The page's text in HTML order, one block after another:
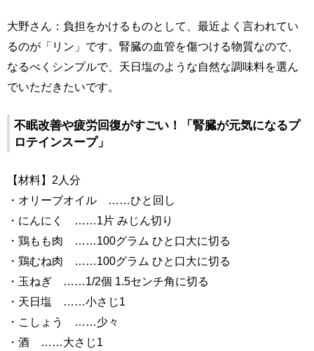
大野さん：負担をかけるものとして、最近よく言われてい
るのが「リン」です。腎臓の血管を傷つける物質なので、
なるべくシンプルで、天日塩のような自然な調味料を選ん
でいただきたいです。
不眠改善や疲労回復がすごい！「腎臓が元気になるプ
ロテインスープ」
【材料】2人分
・オリーブオイル ……ひと回し
・にんにく ……1片 みじん切り
・鶏もも肉 ……100グラム ひと口大に切る
・鶏むね肉 ……100グラム ひと口大に切る
・玉ねぎ ……1/2個 1.5センチ角に切る
・天日塩 ……小さじ1
・こしょう ……少々
・酒 ……大さじ1